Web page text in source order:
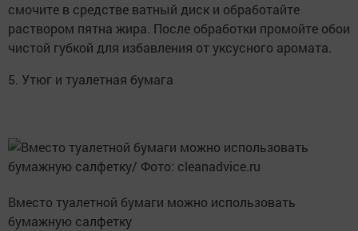
смочите в средстве ватный диск и обработайте
раствором пятна жира. После обработки промойте обои
чистой губкой для избавления от уксусного аромата.
5. Утюг и туалетная бумага
Вместо туалетной бумаги можно использовать
бумажную салфетку